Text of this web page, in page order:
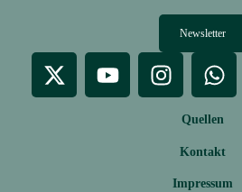
Newsletter
Quellen
Kontakt
Impressum